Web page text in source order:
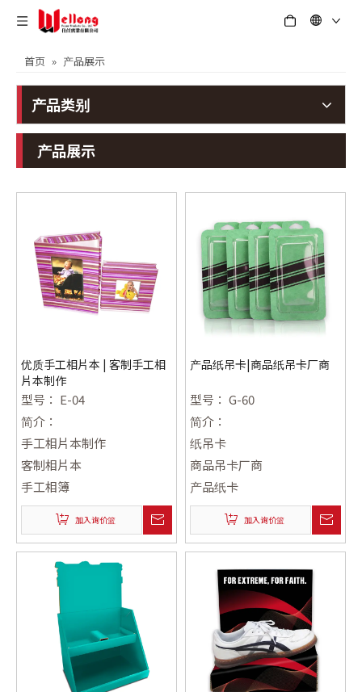
首页 » 产品展示
产品类别
产品展示
优质手工相片本 | 客制手工相
片本制作
型号： E-04
简介：
手工相片本制作
客制相片本
手工相簿
加入询价篮
产品纸吊卡|商品纸吊卡厂商
型号： G-60
简介：
纸吊卡
商品吊卡厂商
产品纸卡
加入询价篮